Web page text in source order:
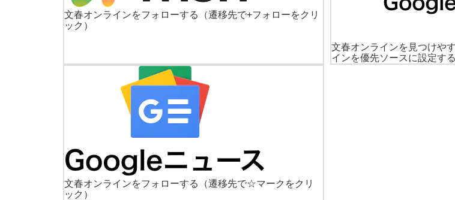
文春オンラインをフォローする
（遷移先で+フォローをクリ
ック）
文春オンラインを見つけや
インを優先ソースに設定する
文春オンラインをフォローする
（遷移先で☆マークをクリ
ック）